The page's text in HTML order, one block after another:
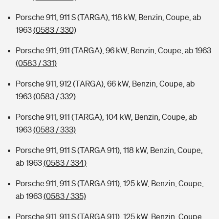
Porsche 911, 911 S (TARGA), 118 kW, Benzin, Coupe, ab
1963(0583 / 330)
Porsche 911, 911 (TARGA), 96 kW, Benzin, Coupe, ab 1963
(0583 / 331)
Porsche 911, 912 (TARGA), 66 kW, Benzin, Coupe, ab
1963(0583 / 332)
Porsche 911, 911 (TARGA), 104 kW, Benzin, Coupe, ab
1963(0583 / 333)
Porsche 911, 911 S (TARGA 911), 118 kW, Benzin, Coupe,
ab 1963(0583 / 334)
Porsche 911, 911 S (TARGA 911), 125 kW, Benzin, Coupe,
ab 1963(0583 / 335)
Porsche 911, 911 S (TARGA 911), 125 kW, Benzin, Coupe,